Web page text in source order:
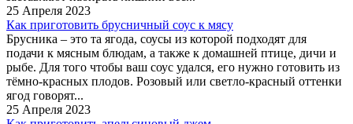
25 Апреля 2023
Как приготовить брусничный соус к мясу
Брусника – это та ягода, соусы из которой подходят для
подачи к мясным блюдам, а также к домашней птице, дичи и
рыбе. Для того чтобы ваш соус удался, его нужно готовить из
тёмно-красных плодов. Розовый или светло-красный оттенки
ягод говорят...
25 Апреля 2023